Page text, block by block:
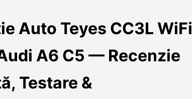
Auto Teyes CC3L WiFi
A6 C5 — Recenzie
Testare &